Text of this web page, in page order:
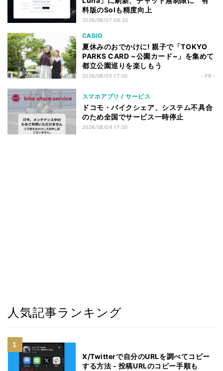
料版のSolも精度向上
2026/08/07 06:20
CASIO
夏休みのおでかけに! 親子で「TOKYO
PARKS CARD ~公園カード~」を集めて
都立公園巡りを楽しもう
2026/08/05 17:00 - PR -
スマホアプリ / サービス
ドコモ・バイクシェア、システム不具合
のため全国でサービス一時停止
2026/08/04 17:00
人気記事ランキング
X/Twitterで自分のURLを調べてコピー
する方法 - 投稿URLのコピー手順も